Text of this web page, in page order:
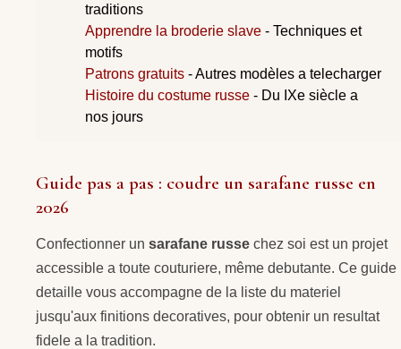
traditions
Apprendre la broderie slave - Techniques et
motifs
Patrons gratuits - Autres modèles a telecharger
Histoire du costume russe - Du IXe siècle a
nos jours
Guide pas a pas : coudre un sarafane russe en
2026
Confectionner un sarafane russe chez soi est un projet
accessible a toute couturiere, même debutante. Ce guide
detaille vous accompagne de la liste du materiel
jusqu'aux finitions decoratives, pour obtenir un resultat
fidele a la tradition.